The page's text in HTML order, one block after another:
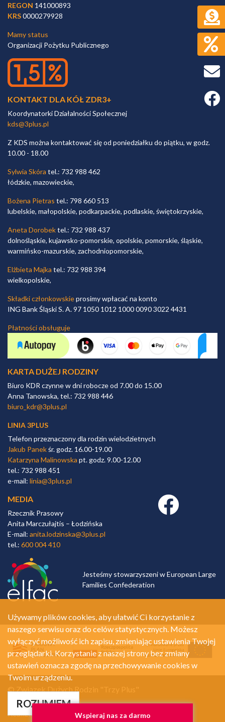
REGON 141000893
KRS0000279928
Mamy status
Organizacji Pożytku Publicznego
KONTAKT DLA KÓŁ ZDR3+
Koordynatorki Działalności Społecznej
kds@3plus.pl
Z KDS można kontaktować się od poniedziałku do piątku, w godz.
10.00 - 18.00
Sylwia Skóra tel.: 732 988 462
łódzkie, mazowieckie,
Bożena Pietras tel.: 798 660 513
lubelskie, małopolskie, podkarpackie, podlaskie, świętokrzyskie,
Aneta Dorobektel.: 732 988 437
dolnośląskie, kujawsko-pomorskie, opolskie, pomorskie, śląskie,
warmińsko-mazurskie, zachodniopomorskie,
Elżbieta Majka tel.: 732 988 394
wielkopolskie,
Składki członkowskieprosimy wpłacać na konto
ING Bank Śląski S. A. 97 1050 1012 1000 0090 3022 4431
Płatności obsługuje
KARTA DUŻEJ RODZINY
Biuro KDR czynne w dni robocze od 7.00 do 15.00
Anna Tanowska, tel.: 732 988 446
biuro_kdr@3plus.pl
LINIA 3PLUS
Telefon przeznaczony dla rodzin wielodzietnych
Jakub Panekśr. godz. 16.00-19.00
Katarzyna Malinowska pt. godz. 9.00-12.00
tel.: 732 988 451
e-mail: linia@3plus.pl
MEDIA
Rzecznik Prasowy
Anita Marczułajtis – Łodzińska
E-mail: anita.lodzinska@3plus.pl
tel.: 600 004 410
Facebook link
Jesteśmy stowarzyszeni w European Large
Families Confederation
Polityka prywatności
Realizacja:
Używamy plików cookies, aby ułatwić Ci korzystanie z
naszego serwisu oraz do celów statystycznych. Możesz
wyłączyć możliwość ich zapisu, zmieniając ustawienia Twojej
przeglądarki. Korzystanie z naszej strony bez zmiany
ustawień oznacza zgodę na przechowywanie cookies w
Twoim urządzeniu.
ROZUMIEM
Wspieraj nas za darmo